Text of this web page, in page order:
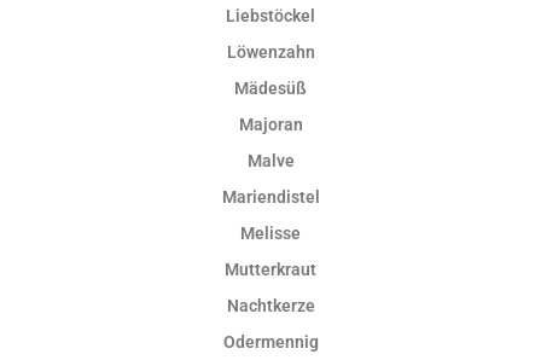
Liebstöckel
Löwenzahn
Mädesüß
Majoran
Malve
Mariendistel
Melisse
Mutterkraut
Nachtkerze
Odermennig